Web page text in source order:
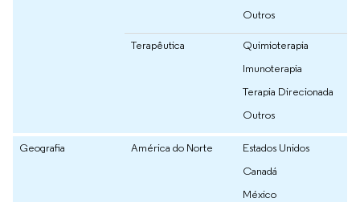
Outros
Terapêutica
Quimioterapia
Imunoterapia
Terapia Direcionada
Outros
Geografia América do Norte
Estados Unidos
Canadá
México